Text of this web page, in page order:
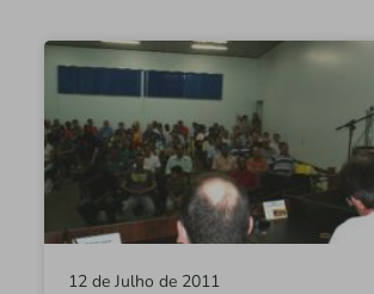
12 de Julho de 2011